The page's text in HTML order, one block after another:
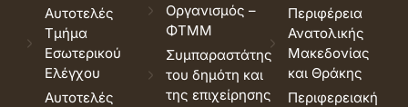
Αυτοτελές
Τμήμα
Εσωτερικού
Ελέγχου
Αυτοτελές
Οργανισμός –
ΦΤΜΜ
Συμπαραστάτης
του δημότη και
της επιχείρησης
Περιφέρεια
Ανατολικής
Μακεδονίας
και Θράκης
Περιφερειακή